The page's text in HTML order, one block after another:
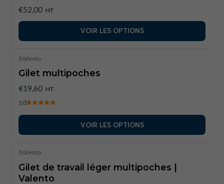
€52,00 HT
VOIR LES OPTIONS
|Valento
Gilet multipoches
€19,60 HT
5.0
VOIR LES OPTIONS
|Valento
Gilet de travail léger multipoches |
Valento